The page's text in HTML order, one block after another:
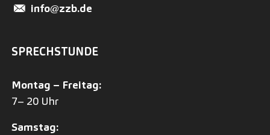
info@zzb.de
SPRECHSTUNDE
Montag – Freitag:
7– 20 Uhr
Samstag: